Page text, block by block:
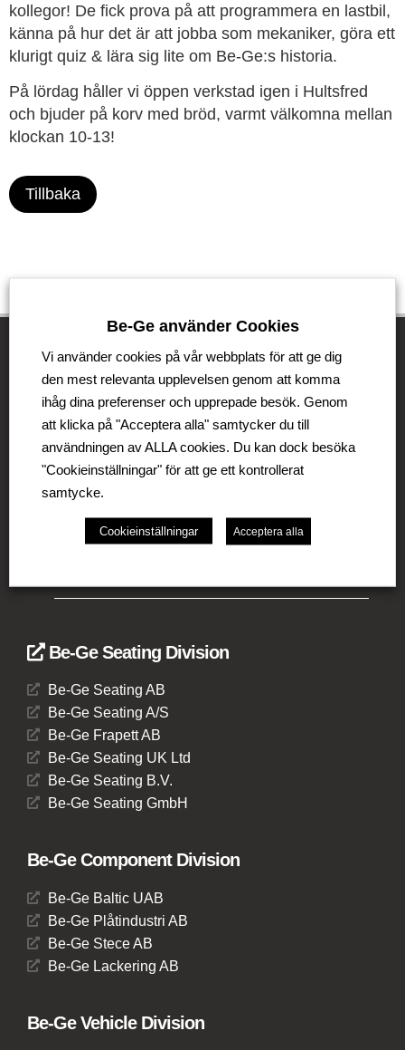
kollegor! De fick prova på att programmera en lastbil,
känna på hur det är att jobba som mekaniker, göra ett
klurigt quiz & lära sig lite om Be-Ge:s historia.
På lördag håller vi öppen verkstad igen i Hultsfred
och bjuder på korv med bröd, varmt välkomna mellan
klockan 10-13!
Tillbaka
Be-Ge Koncernen
Be-Ge Koncernen är en familjeägd företagsgrupp med
verksamhet i Sverige, Danmark, Storbritannien,
Litauen, Nederländerna och Tyskland. Koncernen
omfattar affärsområdena Be-Ge Seating Division,
Be-Ge Component Division och Be-Ge Vehicle
Be-Ge Seating Division
Be-Ge Seating AB
Be-Ge Seating A/S
Be-Ge Frapett AB
Be-Ge Seating UK Ltd
Be-Ge Seating B.V.
Be-Ge Seating GmbH
Be-Ge Component Division
Be-Ge Baltic UAB
Be-Ge Plåtindustri AB
Be-Ge Stece AB
Be-Ge Lackering AB
Be-Ge Vehicle Division
Be-Ge använder Cookies
Vi använder cookies på vår webbplats för att ge dig
den mest relevanta upplevelsen genom att komma
ihåg dina preferenser och upprepade besök. Genom
att klicka på "Acceptera alla" samtycker du till
användningen av ALLA cookies. Du kan dock besöka
"Cookieinställningar" för att ge ett kontrollerat
samtycke.
Cookieinställningar Acceptera alla